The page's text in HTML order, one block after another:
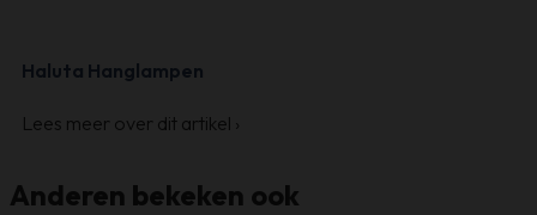
Haluta Hanglampen
Lees meer over dit artikel ›
Anderen bekeken ook